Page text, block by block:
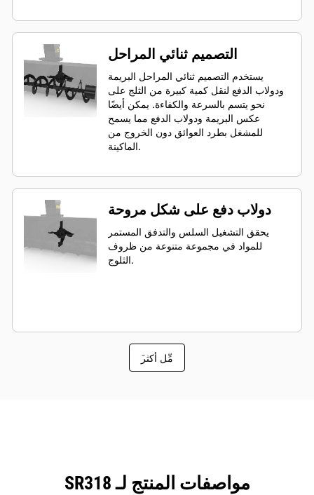
التصميم ثنائي المراحل
يستخدم التصميم ثنائي المراحل البريمة
ودولاب الدفع لنقل كمية كبيرة من الثلج على
نحو يتسم بالسرعة والكفاءة. يمكن أيضًا
عكس البريمة ودولاب الدفع مما يسمح
للمشغل بطرد العوائق دون الخروج من
الماكينة.
دولاب دفع على شكل مروحة
يحقق التشغيل السلس والتدفق المستمر
للمواد في مجموعة متنوعة من ظروف
الثلوج.
َمِّل أكثر
مواصفات المنتج لـ SR318